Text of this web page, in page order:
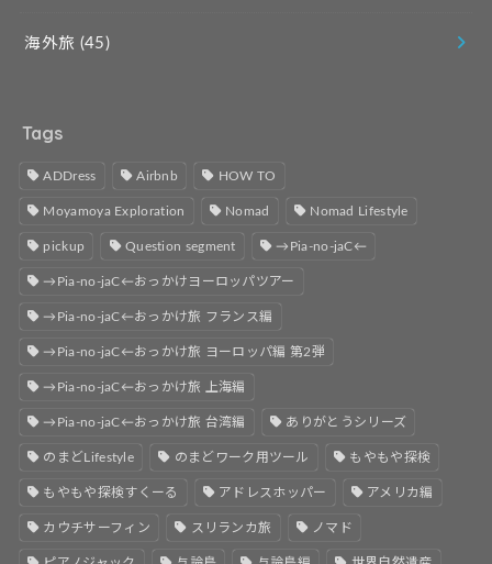
海外旅 (45)
Tags
ADDress Airbnb HOW TO
Moyamoya Exploration Nomad Nomad Lifestyle
pickup Question segment →Pia-no-jaC←
→Pia-no-jaC←おっかけヨーロッパツアー
→Pia-no-jaC←おっかけ旅 フランス編
→Pia-no-jaC←おっかけ旅 ヨーロッパ編 第2弾
→Pia-no-jaC←おっかけ旅 上海編
→Pia-no-jaC←おっかけ旅 台湾編 ありがとうシリーズ
のまどLifestyle のまどワーク用ツール もやもや探検
もやもや探検すくーる アドレスホッパー アメリカ編
カウチサーフィン スリランカ旅 ノマド